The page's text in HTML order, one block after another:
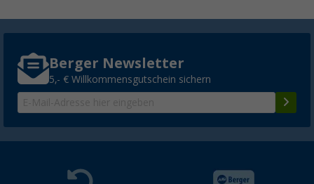
Berger Newsletter
5,- € Willkommensgutschein sichern